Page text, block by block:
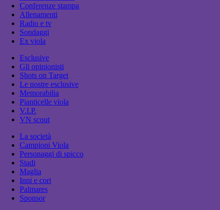
Conferenze stampa
Allenamenti
Radio e tv
Sondaggi
Ex viola
Esclusive
Gli opinionisti
Shots on Target
Le nostre esclusive
Memorabilia
Pianticelle viola
V.I.P.
VN scout
La società
Campioni Viola
Personaggi di spicco
Stadi
Maglia
Inni e cori
Palmares
Sponsor